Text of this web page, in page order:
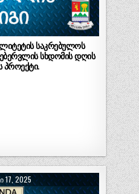
საკრებულოს
სხდომის დღის
პროექტი.
17, 2025